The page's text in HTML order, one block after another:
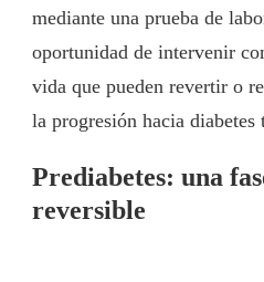
mediante una prueba de
oportunidad de intervenir
vida que pueden revertir o
la progresión hacia diabetes
Prediabetes: una
reversible